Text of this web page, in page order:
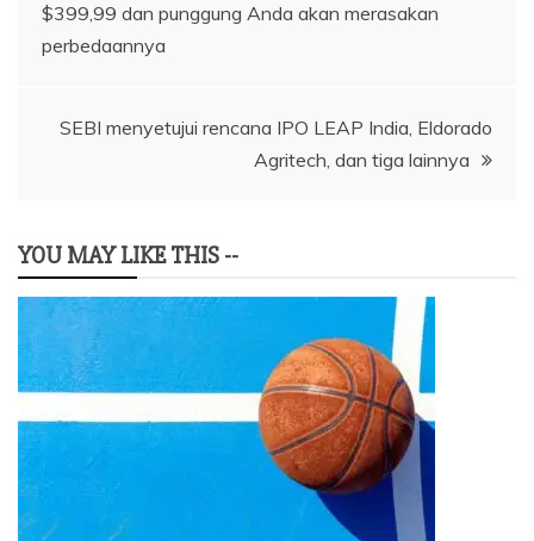
pos
$399,99 dan punggung Anda akan merasakan
perbedaannya
SEBI menyetujui rencana IPO LEAP India, Eldorado
Agritech, dan tiga lainnya
YOU MAY LIKE THIS --